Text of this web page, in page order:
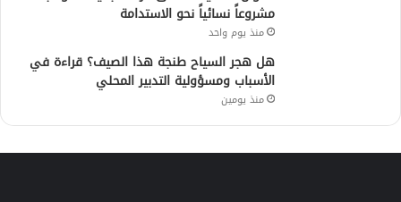
مشروعاً نسائياً نحو الاستدامة
منذ يوم واحد
هل هجر السياح طنجة هذا الصيف؟ قراءة في
الأسباب ومسؤولية التدبير المحلي
منذ يومين